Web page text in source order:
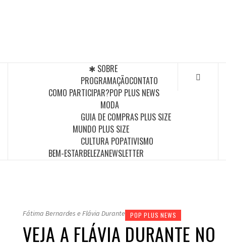
✱ SOBRE
PROGRAMAÇÃOCONTATO
COMO PARTICIPAR?POP PLUS NEWS
MODA
GUIA DE COMPRAS PLUS SIZE
MUNDO PLUS SIZE
CULTURA POPATIVISMO
BEM-ESTARBELEZANEWSLETTER
Fátima Bernardes e Flávia Durante POP PLUS NEWS
VEJA A FLÁVIA DURANTE NO